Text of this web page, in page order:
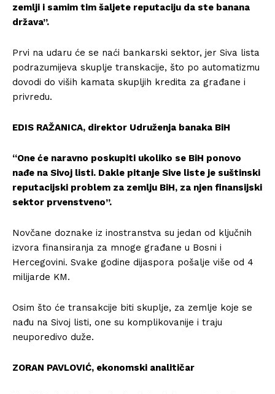
zemlji i samim tim šaljete reputaciju da ste banana
država”.
Prvi na udaru će se naći bankarski sektor, jer Siva lista
podrazumijeva skuplje transkacije, što po automatizmu
dovodi do viših kamata skupljih kredita za građane i
privredu.
EDIS RAŽANICA, direktor Udruženja banaka BiH
“One će naravno poskupiti ukoliko se BiH ponovo
nađe na Sivoj listi. Dakle pitanje Sive liste je suštinski
reputacijski problem za zemlju BiH, za njen finansijski
sektor prvenstveno”.
Novčane doznake iz inostranstva su jedan od ključnih
izvora finansiranja za mnoge građane u Bosni i
Hercegovini. Svake godine dijaspora pošalje više od 4
milijarde KM.
Osim što će transakcije biti skuplje, za zemlje koje se
nađu na Sivoj listi, one su komplikovanije i traju
neuporedivo duže.
ZORAN PAVLOVIĆ, ekonomski analitičar